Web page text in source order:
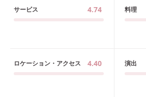
サービス 4.74 料理
ロケーション・アクセス 4.40 演出